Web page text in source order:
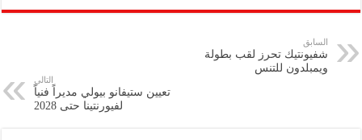
p
y
Li
eb
k
tt
nt
at
gr
ai
ar
السابق
شفيونتيك تحرز لقب بطولة
ويمبلدون للتنس
التالي
تعيين ستيفانو بيولي مديراً فنياً
لفيورنتينا حتى 2028